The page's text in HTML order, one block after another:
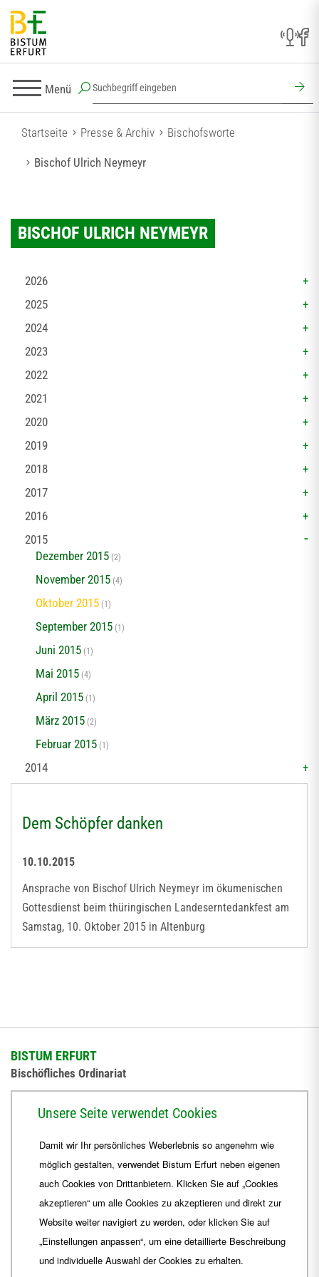
Menü
Startseite Presse & Archiv Bischofsworte
Bischof Ulrich Neymeyr
BISCHOF ULRICH NEYMEYR
2026
2025
2024
2023
2022
2021
2020
2019
2018
2017
2016
2015
Dezember 2015 (2)
November 2015 (4)
Oktober 2015 (1)
September 2015 (1)
Juni 2015 (1)
Mai 2015 (4)
April 2015 (1)
März 2015 (2)
Februar 2015 (1)
2014
Dem Schöpfer danken
10.10.2015
Ansprache von Bischof Ulrich Neymeyr im ökumenischen
Gottesdienst beim thüringischen Landeserntedankfest am
Samstag, 10. Oktober 2015 in Altenburg
BISTUM ERFURT
Bischöfliches Ordinariat
+49 361 6572-444
ordinariat Bistum-Erfurt.de
Unsere Seite verwendet Cookies
Damit wir Ihr persönliches Weberlebnis so angenehm wie
möglich gestalten, verwendet Bistum Erfurt neben eigenen
auch Cookies von Drittanbietern. Klicken Sie auf „Cookies
akzeptieren“ um alle Cookies zu akzeptieren und direkt zur
Website weiter navigiert zu werden, oder klicken Sie auf
„Einstellungen anpassen“, um eine detaillierte Beschreibung
und individuelle Auswahl der Cookies zu erhalten.